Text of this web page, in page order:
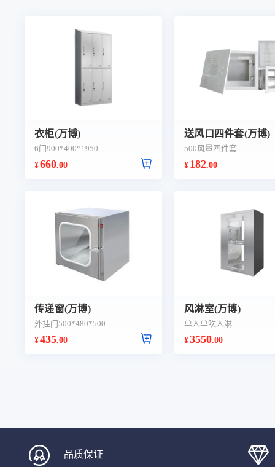
衣柜(万博)
6门900*400*1950
¥660.00
送风口四件套(万博)
500风量四件套
¥ 182.00
传递窗(万博)
外挂门500*480*500
¥435.00
风淋室(万博)
单人单吹人淋
¥3550.00
品质保证